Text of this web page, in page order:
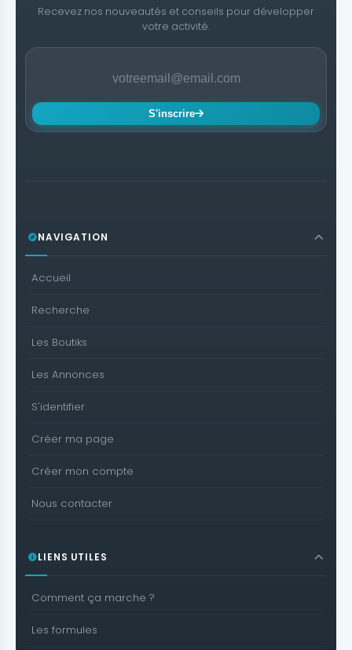
Recevez nos nouveautés et conseils pour développer
votre activité.
S'inscrire
NAVIGATION
Accueil
Recherche
Les Boutiks
Les Annonces
S'identifier
Créer ma page
Créer mon compte
Nous contacter
LIENS UTILES
Comment ça marche ?
Les formules